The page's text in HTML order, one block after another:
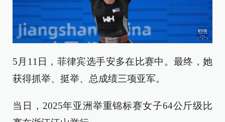
5月11日，菲律宾选手安多在比赛中。最终，她
获得抓举、挺举、总成绩三项亚军。
当日，2025年亚洲举重锦标赛女子64公斤级比